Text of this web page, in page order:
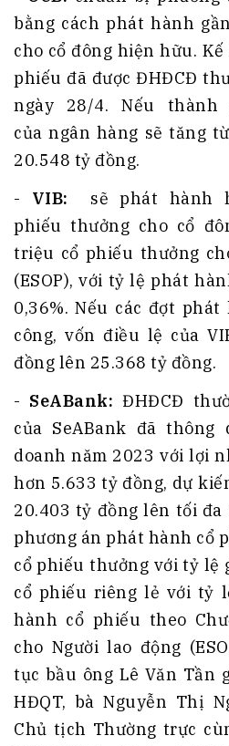
bằng cách phát hành
cho cổ đông hiện hữu.
phiếu đã được ĐHĐCĐ
ngày 28/4. Nếu
của ngân hàng sẽ tăng
20.548 tỷ đồng.
- VIB:
sẽ phát hành
phiếu thưởng cho cổ
triệu cổ phiếu thưởng
(ESOP), với tỷ lệ phát
0,36%. Nếu các đợt
công, vốn điều lệ của
đồng lên 25.368 tỷ đồng.
- SeABank:ĐHĐCĐ
của SeABank đã
doanh năm 2023 với lợi
hơn 5.633 tỷ đồng, dự
20.403 tỷ đồng lên tối
phương án phát hành cổ
cổ phiếu thưởng với tỷ lệ
cổ phiếu riêng lẻ với tỷ
hành cổ phiếu theo
cho Người lao động
tục bầu ông Lê Văn Tần
HĐQT, bà Nguyễn Thị
Chủ tịch Thường trực